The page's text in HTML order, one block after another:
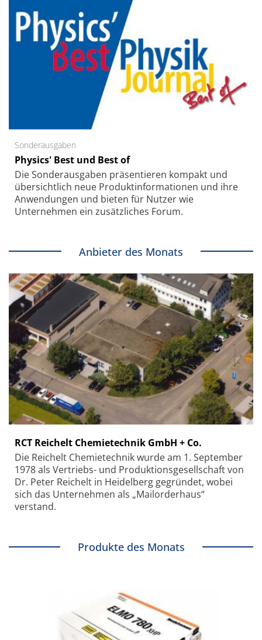
Sonderausgaben
Physics' Best und Best of
Die Sonder­ausgaben präsentieren kompakt und
übersichtlich neue Produkt­informationen und ihre
Anwendungen und bieten für Nutzer wie
Unternehmen ein zusätzliches Forum.
Anbieter des Monats
RCT Reichelt Chemietechnik GmbH + Co.
Die Reichelt Chemietechnik wurde am 1. September
1978 als Vertriebs- und Produktionsgesellschaft von
Dr. Peter Reichelt in Heidelberg gegründet, wobei
sich das Unternehmen als „Mailorderhaus“
verstand.
Produkte des Monats